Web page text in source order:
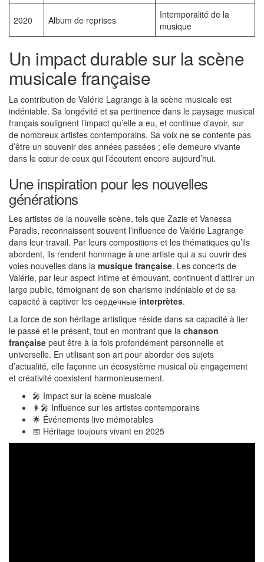
2020 Album de reprises
Intemporalité de la
musique
Un impact durable sur la scène
musicale française
La contribution de Valérie Lagrange à la scène musicale est
indéniable. Sa longévité et sa pertinence dans le paysage musical
français soulignent l’impact qu’elle a eu, et continue d’avoir, sur
de nombreux artistes contemporains. Sa voix ne se contente pas
d’être un souvenir des années passées ; elle demeure vivante
dans le cœur de ceux qui l’écoutent encore aujourd’hui.
Une inspiration pour les nouvelles
générations
Les artistes de la nouvelle scène, tels que Zazie et Vanessa
Paradis, reconnaissent souvent l’influence de Valérie Lagrange
dans leur travail. Par leurs compositions et les thématiques qu’ils
abordent, ils rendent hommage à une artiste qui a su ouvrir des
voies nouvelles dans la musique française. Les concerts de
Valérie, par leur aspect intime et émouvant, continuent d’attirer un
large public, témoignant de son charisme indéniable et de sa
capacité à captiver les сердечные interprètes.
La force de son héritage artistique réside dans sa capacité à lier
le passé et le présent, tout en montrant que la chanson
française peut être à la fois profondément personnelle et
universelle. En utilisant son art pour aborder des sujets
d’actualité, elle façonne un écosystème musical où engagement
et créativité coexistent harmonieusement.
🎤 Impact sur la scène musicale
👩‍🎤 Influence sur les artistes contemporains
🌟 Événements live mémorables
📅 Héritage toujours vivant en 2025